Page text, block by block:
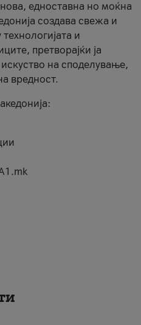
едноставна но моќна
создава свежа и
и
претворајќи ја
на споделување,
вредност.